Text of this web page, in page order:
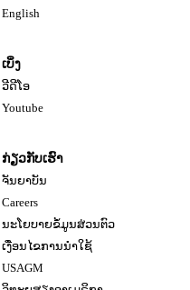
English
ເບິ່ງ
ວີດີໂອ
Youtube
ກ່ຽວກັບເຮົາ
ຈັນຍາບັນ
Careers
ນະໂຍບາຍຂໍ້ມູນສ່ວນຕົວ
ເງື່ອນໄຂການນໍາໃຊ້
USAGM